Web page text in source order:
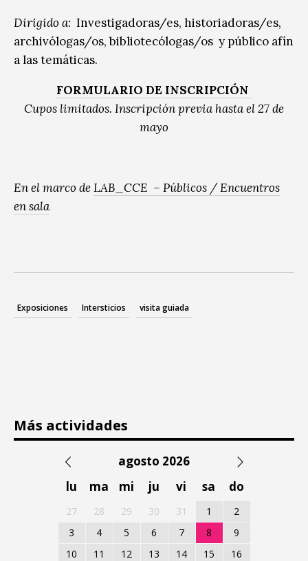
Dirigido a: Investigadoras/es, historiadoras/es,
archivólogas/os, bibliotecólogas/os y público afín
a las temáticas.
FORMULARIO DE INSCRIPCIÓN
Cupos limitados. Inscripción previa hasta el 27 de
mayo
En el marco deLAB_CCE – Públicos / Encuentros
en sala
Exposiciones Intersticios visita guiada
Más actividades
agosto 2026
lu
ma mi ju vi sa do
27 28 29 30 31 1
2
3
4 5 6 7 8
9
10
11 12 13 14 15
16